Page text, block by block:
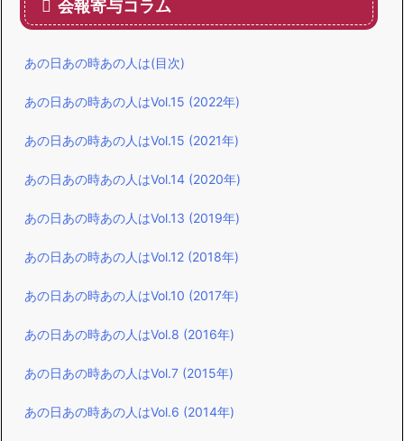
会報寄与コラム
あの日あの時あの人は(目次)
あの日あの時あの人はVol.15 (2022年)
あの日あの時あの人はVol.15 (2021年)
あの日あの時あの人はVol.14 (2020年)
あの日あの時あの人はVol.13 (2019年)
あの日あの時あの人はVol.12 (2018年)
あの日あの時あの人はVol.10 (2017年)
あの日あの時あの人はVol.8 (2016年)
あの日あの時あの人はVol.7 (2015年)
あの日あの時あの人はVol.6 (2014年)